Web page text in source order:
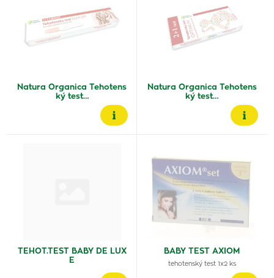
Natura Organica Tehotens
ký test…
Natura Organica Tehotens
ký test…
TEHOT.TEST BABY DE LUX
E
BABY TEST AXIOM
tehotenský test 1x2 ks